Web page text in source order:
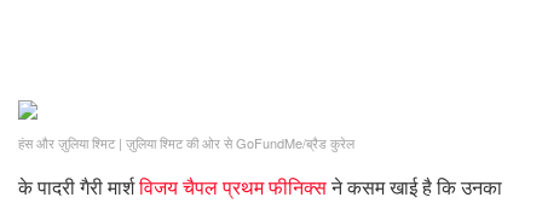
हंस और ज़ुलिया श्मिट| ज़ुलिया श्मिट की ओर से GoFundMe/ब्रैड कुरेल
के पादरी गैरी मार्शविजय चैपल प्रथम फीनिक्सने कसम खाई है कि उनका